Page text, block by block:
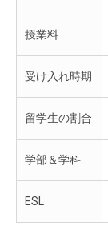
授業料
受け入れ時期
留学生の割合
学部＆学科
ESL